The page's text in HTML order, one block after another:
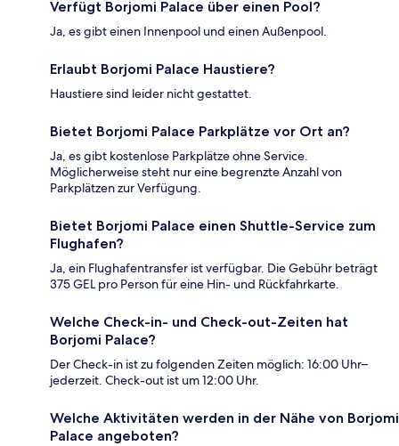
Verfügt Borjomi Palace über einen Pool?
Ja, es gibt einen Innenpool und einen Außenpool.
Erlaubt Borjomi Palace Haustiere?
Haustiere sind leider nicht gestattet.
Bietet Borjomi Palace Parkplätze vor Ort an?
Ja, es gibt kostenlose Parkplätze ohne Service.
Möglicherweise steht nur eine begrenzte Anzahl von
Parkplätzen zur Verfügung.
Bietet Borjomi Palace einen Shuttle-Service zum
Flughafen?
Ja, ein Flughafentransfer ist verfügbar. Die Gebühr beträgt
375 GEL pro Person für eine Hin- und Rückfahrkarte.
Welche Check-in- und Check-out-Zeiten hat
Borjomi Palace?
Der Check-in ist zu folgenden Zeiten möglich: 16:00 Uhr–
jederzeit. Check-out ist um 12:00 Uhr.
Welche Aktivitäten werden in der Nähe von Borjomi
Palace angeboten?